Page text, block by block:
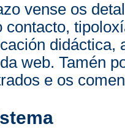
vense os
contacto,
didáctica,
web. Tamén
e os